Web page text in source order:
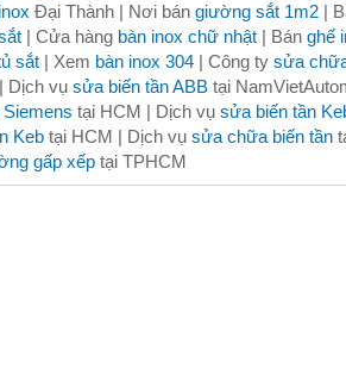
Đại Thành | Nơi bán giường sắt 1m2 |
| Cửa hàng bàn inox chữ nhật | Bán ghế
sắt | Xem bàn inox 304 | Công ty sửa
Dịch vụ sửa biến tần ABB tại
tại HCM | Dịch vụ sửa biến tần
Keb tại HCM | Dịch vụ sửa chữa biến tần
gấp xếp tại TPHCM